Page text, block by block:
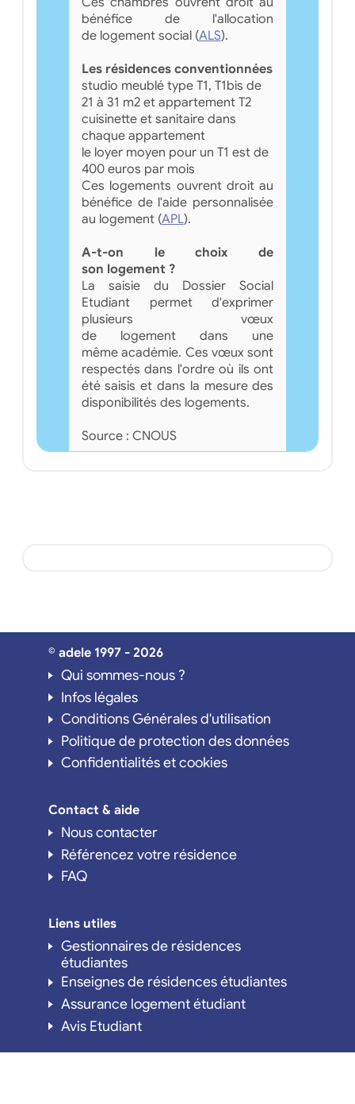
bénéfice de l'allocation
de logement social (ALS).
Les résidences conventionnées
studio meublé type T1, T1bis de
21 à 31 m2 et appartement T2
cuisinette et sanitaire dans
chaque appartement
le loyer moyen pour un T1 est de
400 euros par mois
Ces logements ouvrent droit au
bénéfice de l'aide personnalisée
au logement (APL).
A-t-on le choix de
son logement ?
La saisie du Dossier Social
Etudiant permet d'exprimer
plusieurs vœux
de logement dans une
même académie. Ces vœux sont
respectés dans l'ordre où ils ont
été saisis et dans la mesure des
disponibilités des logements.
Source : CNOUS
© adele 1997 - 2026
Qui sommes-nous ?
Infos légales
Conditions Générales d'utilisation
Politique de protection des données
Confidentialités et cookies
Contact & aide
Nous contacter
Référencez votre résidence
FAQ
Liens utiles
Gestionnaires de résidences
étudiantes
Enseignes de résidences étudiantes
Assurance logement étudiant
Avis Etudiant